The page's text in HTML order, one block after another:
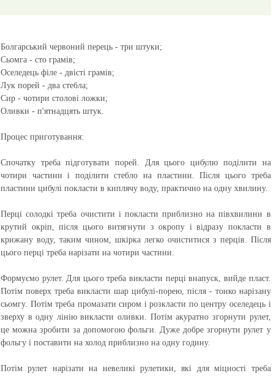
Болгарський червоний перець - три штуки;
Сьомга - сто грамів;
Оселедець філе - двісті грамів;
Лук порей - два стебла;
Сир - чотири столові ложки;
Оливки - п'ятнадцять штук.
Процес приготування:
Спочатку треба підготувати порей. Для цього цибулю поділити на
чотири частини і поділити стебло на пластини. Після цього треба
пластини цибулі покласти в киплячу воду, практично на одну хвилину.
Перці солодкі треба очистити і покласти приблизно на півхвилини в
крутий окріп, після цього витягнути з окропу і відразу покласти в
крижану воду, таким чином, шкірка легко очиститися з перців. Після
цього перці треба нарізати на чотири частини.
Формуємо рулет. Для цього треба викласти перці внапуск, вийде пласт.
Потім поверх треба викласти шар цибулі-порею, після - тонко нарізану
сьомгу. Потім треба промазати сиром і розкласти по центру оселедець і
зверху в одну лінію викласти оливки. Потім акуратно згорнути рулет,
це можна зробити за допомогою фольги. Дуже добре згорнути рулет у
фольгу і поставити на холод приблизно на одну годину.
Потім рулет нарізати на невеликі рулетики, які для міцності треба